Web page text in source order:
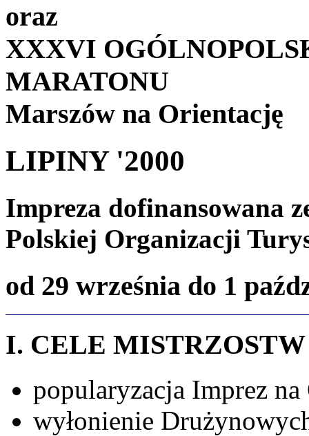
oraz
XXXVI
MARATONU
Marszów na Orientację
LIPINY '2000
Impreza dofinansowana
Polskiej Organizacji
od 29 września do 1
I. CELE MISTRZOSTW
popularyzacja Imprez na
wyłonienie